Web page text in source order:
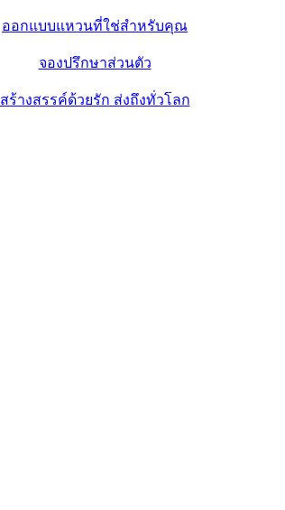
ออกแบบแหวนที่ใช่สำหรับคุณ
จองปรึกษาส่วนตัว
สร้างสรรค์ด้วยรัก ส่งถึงทั่วโลก